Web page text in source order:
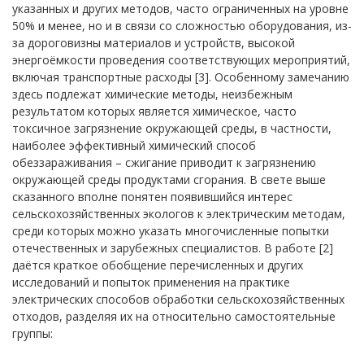
указанных и других методов, часто ограниченных на уровне
50% и менее, но и в связи со сложностью оборудования, из-
за дороговизны материалов и устройств, высокой
энергоёмкости проведения соответствующих мероприятий,
включая транспортные расходы [3]. Особенному замечанию
здесь подлежат химические методы, неизбежным
результатом которых является химическое, часто
токсичное загрязнение окружающей среды, в частности,
наиболее эффективный химический способ
обеззараживания – сжигание приводит к загрязнению
окружающей среды продуктами сгорания. В свете выше
сказанного вполне понятен появившийся интерес
сельскохозяйственных экологов к электрическим методам,
среди которых можно указать многочисленные попытки
отечественных и зарубежных специалистов. В работе [2]
даётся краткое обобщение перечисленных и других
исследований и попыток применения на практике
электрических способов обработки сельскохозяйственных
отходов, разделяя их на относительно самостоятельные
группы: